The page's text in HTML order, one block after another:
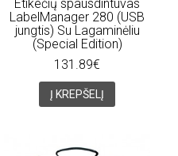
Etikečių spausdintuvas
LabelManager 280 (USB
jungtis) Su Lagaminėliu
(Special Edition)
131.89€
Į KREPŠELĮ